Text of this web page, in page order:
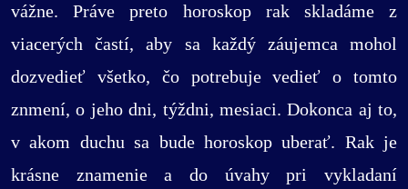
vážne. Práve preto horoskop rak skladáme z
viacerých častí, aby sa každý záujemca mohol
dozvedieť všetko, čo potrebuje vedieť o tomto
znmení, o jeho dni, týždni, mesiaci. Dokonca aj to,
v akom duchu sa bude horoskop uberať. Rak je
krásne znamenie a do úvahy pri vykladaní